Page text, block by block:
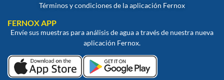
Términos y condiciones de la aplicación Fernox
FERNOX APP
Envíe sus muestras para análisis de agua a través de nuestra nueva
aplicación Fernox.